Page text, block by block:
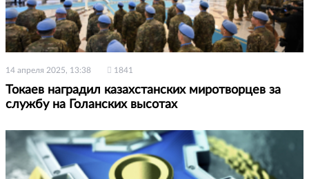
14 апреля 2025, 13:38 1841
Токаев наградил казахстанских миротворцев за
службу на Голанских высотах